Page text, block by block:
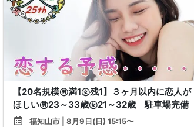
【20名規模㊚満1㊛残1】３ヶ月以内に恋人が
ほしい㊚23～33歳㊛21～32歳 駐車場完備
福知山市 | 8月9日(日) 15:15〜